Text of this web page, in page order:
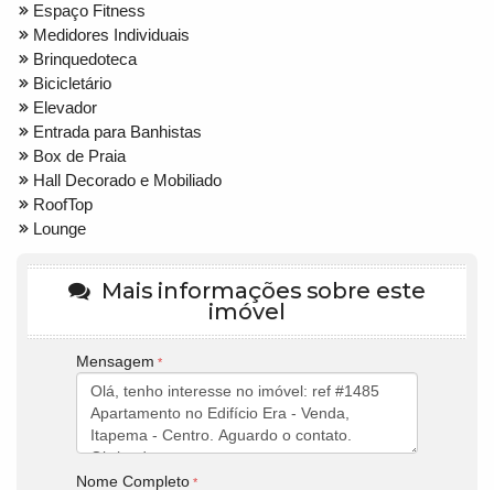
Espaço Fitness
Medidores Individuais
Brinquedoteca
Bicicletário
Elevador
Entrada para Banhistas
Box de Praia
Hall Decorado e Mobiliado
RoofTop
Lounge
Mais informações sobre este
imóvel
Mensagem
Nome Completo